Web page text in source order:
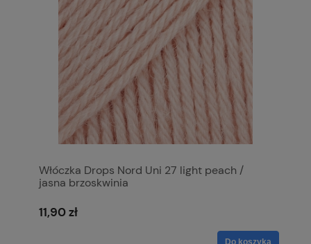
Włóczka Drops Nord Uni 27 light peach /
jasna brzoskwinia
11,90 zł
Do koszyka